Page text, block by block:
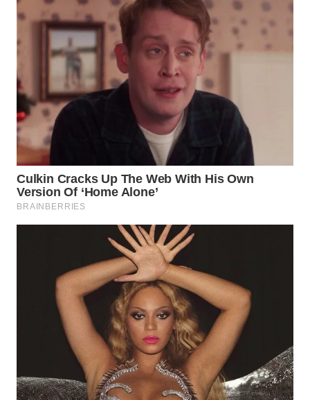
WN
INDRAMAYU
WN
KUNINGAN
WN
MAJALENGKA
WN
SUBANG
WN
SUKABUMI
PURWAKARTA
PRIANGAN
WN
SEMARANG